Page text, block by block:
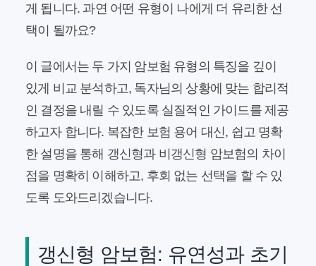
게 됩니다. 과연 어떤 유형이 나에게 더 유리한 선
택이 될까요?
이 글에서는 두 가지 암보험 유형의 특징을 깊이
있게 비교 분석하고, 독자님의 상황에 맞는 합리적
인 결정을 내릴 수 있도록 실질적인 가이드를 제공
하고자 합니다. 복잡한 보험 용어 대신, 쉽고 명확
한 설명을 통해 갱신형과 비갱신형 암보험의 차이
점을 명확히 이해하고, 후회 없는 선택을 할 수 있
도록 도와드리겠습니다.
갱신형 암보험: 유연성과 초기